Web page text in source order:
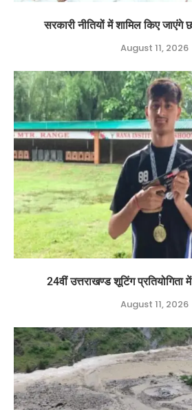
सरकारी नीतियों में शामिल किए
August 11, 2026
24वीं उत्तराखण्ड शूटिंग प्रतियोगिता
August 11, 2026